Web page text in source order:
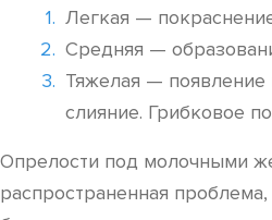
Легкая —
Средняя —
Тяжелая — появление
слияние. Грибковое
Опрелости под молочными
распространенная